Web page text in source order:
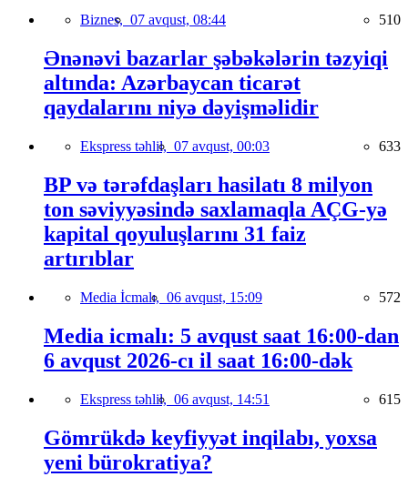
Biznes, 07 avqust, 08:44 510
Ənənəvi bazarlar şəbəkələrin təzyiqi
altında: Azərbaycan ticarət
qaydalarını niyə dəyişməlidir
Ekspress təhlil, 07 avqust, 00:03 633
BP və tərəfdaşları hasilatı 8 milyon
ton səviyyəsində saxlamaqla AÇG-yə
kapital qoyuluşlarını 31 faiz
artırıblar
Media İcmalı, 06 avqust, 15:09 572
Media icmalı: 5 avqust saat 16:00-dan
6 avqust 2026-cı il saat 16:00-dək
Ekspress təhlil, 06 avqust, 14:51 615
Gömrükdə keyfiyyət inqilabı, yoxsa
yeni bürokratiya?